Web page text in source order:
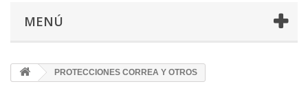
MENÚ
PROTECCIONES CORREA Y OTROS